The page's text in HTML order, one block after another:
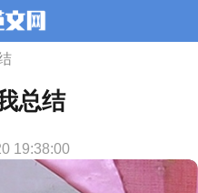
总结
19:38:00